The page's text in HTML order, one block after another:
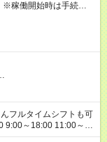
稼働開始時は手続き完
9:00～18:00 11:00～